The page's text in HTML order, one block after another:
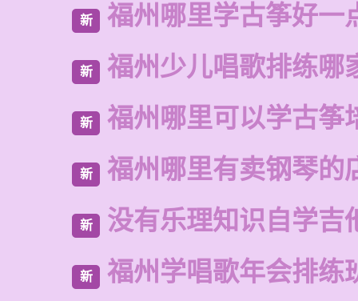
新 福州哪里学古筝好一
新 福州少儿唱歌排练哪
新 福州哪里可以学古筝
新 福州哪里有卖钢琴的
新 没有乐理知识自学吉
新 福州学唱歌年会排练